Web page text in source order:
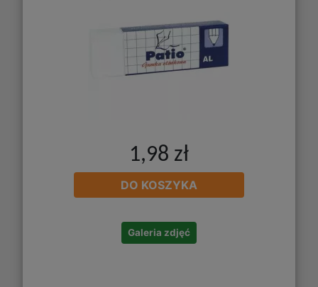
1,98 zł
DO KOSZYKA
Galeria zdjęć